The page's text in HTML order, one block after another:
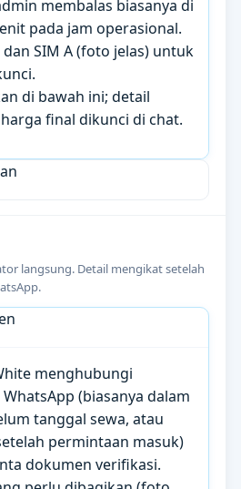
membalas biasanya di
pada jam operasional.
dan SIM A (foto jelas) untuk
di bawah ini; detail
final dikunci di chat.
langsung. Detail mengikat setelah
menghubungi
(biasanya dalam
tanggal sewa, atau
permintaan masuk)
dokumen verifikasi.